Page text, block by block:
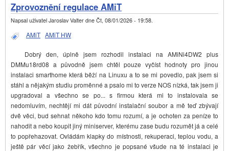
Zprovoznění regulace AMiT
Napsal uživatel Jaroslav Valter dne Čt, 08/01/2026 - 19:58
AMiT AMiT HW
Dobrý den, úplně jsem rozhodil instalaci na AMiNi4DW2 plus
DMMu18rd08 a původně jsem chtěl pouze vyčíst hodnoty pro jinou
instalaci smarthome která běží na Linuxu a to se mi povedlo, pak jsem si
stáhl a nějakým studiu proměnné a psalo mi to verze NOS nízká, tak jsem ji
upgradoval a všechno se po... s firmou která mi to instalovala se
nedomluvím, nechtějí mi dát původní instalační soubor a mě teď zbývají
dvě věci, bud sehnat někoho kdo tomu rozumí, a je ochoten za peníze to
nahodit a nebo koupit jiný miniserver, kterému zase budu rozumět já a celé
to popřehazovat. Ovládám klapky do místnosti, rekuperaci, teplou vodu, a
ještě pár věcí jako žebřík, všechno je popsané všude na té instalaci je